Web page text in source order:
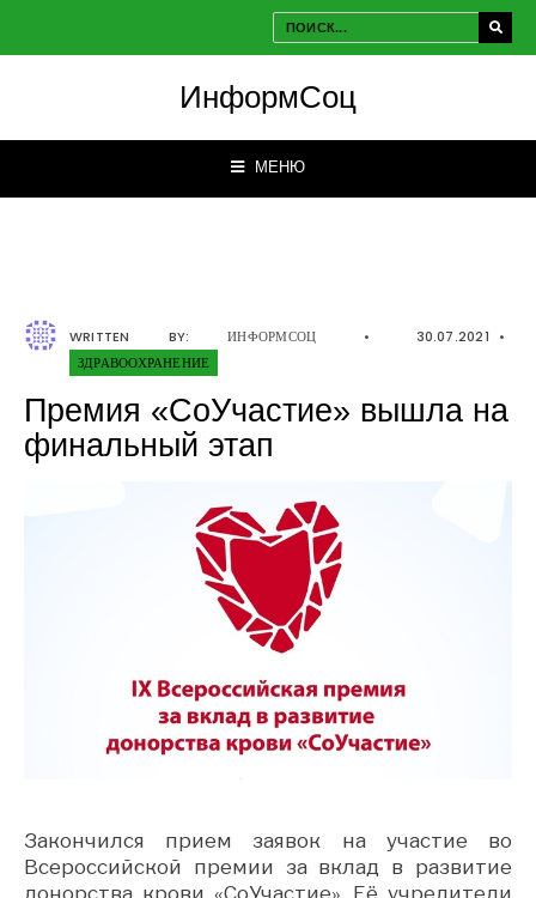
ИнформСоц
МЕНЮ
WRITTEN BY:ИНФОРМСОЦ • 30.07.2021
•
ЗДРАВООХРАНЕНИЕ
Премия «СоУчастие» вышла на
финальный этап
Закончился прием заявок на участие во
Всероссийской премии за вклад в развитие